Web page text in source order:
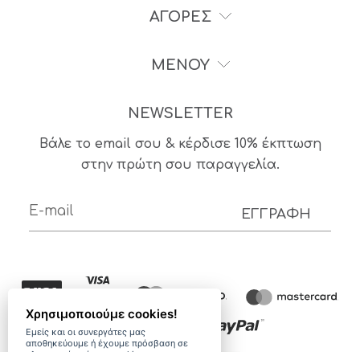
ΑΓΟΡΕΣ
ΜΕΝΟΥ
NEWSLETTER
Βάλε το email σου & κέρδισε 10% έκπτωση
στην πρώτη σου παραγγελία.
ΕΓΓΡΑΦΗ
Χρησιμοποιούμε cookies!
Εμείς και οι συνεργάτες μας
αποθηκεύουμε ή έχουμε πρόσβαση σε